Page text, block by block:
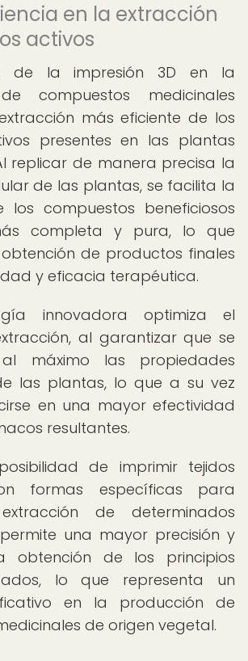
en la extracción
activos
de la impresión 3D en la
compuestos medicinales
más eficiente de los
presentes en las plantas
replicar de manera precisa la
de las plantas, se facilita la
los compuestos beneficiosos
completa y pura, lo que
de productos finales
y eficacia terapéutica.
innovadora optimiza el
al garantizar que se
máximo las propiedades
las plantas, lo que a su vez
en una mayor efectividad
resultantes.
de imprimir tejidos
formas específicas para
de determinados
una mayor precisión y
obtención de los principios
lo que representa un
en la producción de
de origen vegetal.